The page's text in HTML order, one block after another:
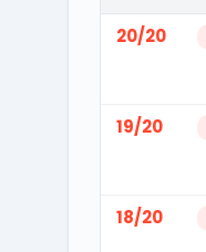
20/20
19/20
18/20